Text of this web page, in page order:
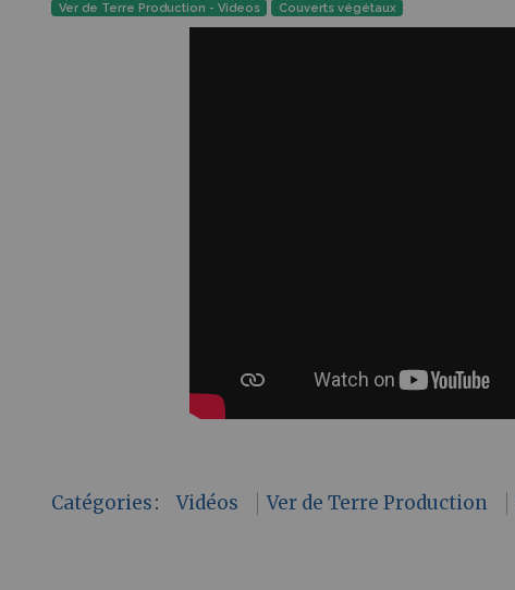
Ver de Terre Production - Videos Couverts végétaux
Catégories: Vidéos Ver de Terre Production